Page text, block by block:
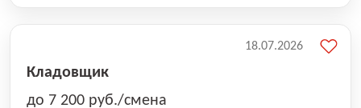
Кладовщик
до 7 200 руб./смена
18.07.2026